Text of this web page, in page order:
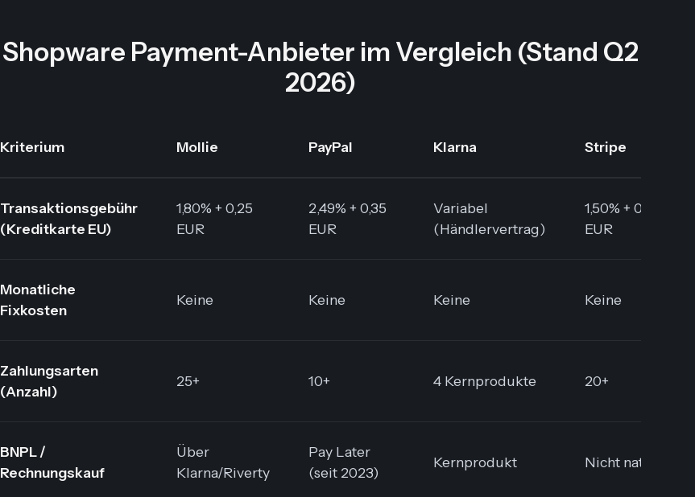
Shopware Payment-Anbieter im Vergleich (Stand Q2
2026)
Kriterium Mollie PayPal Klarna Stripe
Transaktionsgebühr
(Kreditkarte EU)
1,80% + 0,25
EUR
2,49% + 0,35
EUR
Variabel
(Händlervertrag)
1,50% + 0,25
EUR
Monatliche
Fixkosten
Keine Keine Keine Keine
Zahlungsarten
(Anzahl)
25+ 10+ 4 Kernprodukte 20+
BNPL /
Rechnungskauf
Über
Klarna/Riverty
Pay Later
(seit 2023)
Kernprodukt Nicht nativ